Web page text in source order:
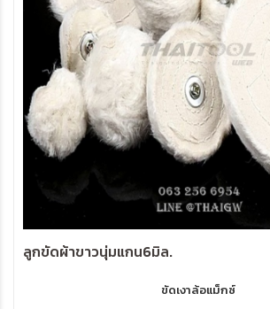
ลูกขัดผ้าขาวนุ่มแกน6มิล.
ขัดเงาล้อแม็กซ์